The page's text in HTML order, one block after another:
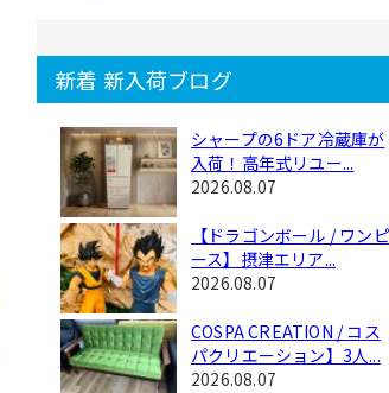
新着 新入荷ブログ
シャープの6ドア冷蔵庫が
入荷！高年式リユー...
2026.08.07
【ドラゴンボール / ワンピ
ース】摂津エリア...
2026.08.07
COSPA CREATION / コス
パクリエーション】3人...
2026.08.07